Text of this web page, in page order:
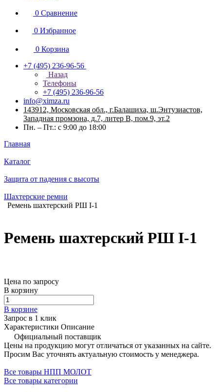
0 Сравнение
0 Избранное
0 Корзина
+7 (495) 236-96-56
Назад
Телефоны
+7 (495) 236-96-56
info@ximza.ru
143912, Московская обл., г.Балашиха, ш.Энтузиастов,
Западная промзона, д.7, литер В, пом.9, эт.2
Пн. – Пт.: с 9:00 до 18:00
Главная
Каталог
Защита от падения с высоты
Шахтерские ремни
Ремень шахтерский РШ I-1
Ремень шахтерский РШ I-1
Цена по запросу
В корзину
В корзине
Запрос в 1 клик
Характеристики Описание
Официальный поставщик
Цены на продукцию могут отличаться от указанных на сайте.
Просим Вас уточнять актуальную стоимость у менеджера.
Все товары НПП МОЛОТ
Все товары категории